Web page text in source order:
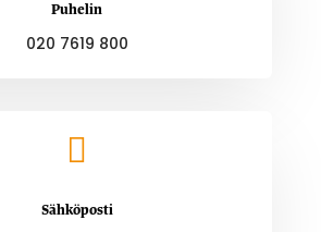
Puhelin
020 7619 800

Sähköposti